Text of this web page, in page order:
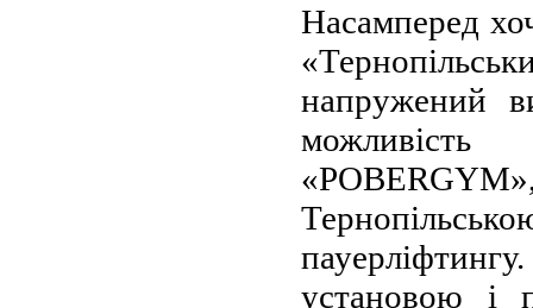
Насамперед
напружений
можливість
установою і